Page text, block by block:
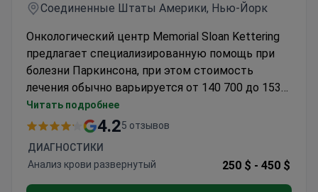
Соединенные Штаты Америки, Нью-Йорк
Онкологический центр Memorial Sloan Kettering
предлагает специализированную помощь при
болезни Паркинсона, при этом стоимость
лечения обычно варьируется от 140 700 до 153
900 долларов США. Мультидисциплинарный
подход центра сочетает в себе опыт в области
за пациентами.
Читать подробнее
4.25 отзывов
ДИАГНОСТИКИ
Анализ крови развернутый
250 $ - 450 $